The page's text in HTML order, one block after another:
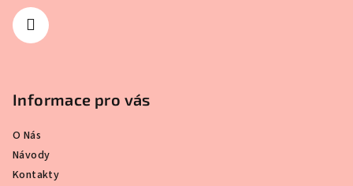
Informace pro vás
O Nás
Návody
Kontakty